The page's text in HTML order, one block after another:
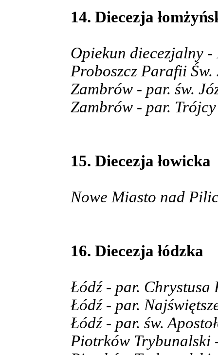
14. Diecezja
Opiekun diecezjalny
Proboszcz Parafii
Zambrów - par. św.
Zambrów - par.
15. Diecezja łowicka
Nowe Miasto nad
16. Diecezja łódzka
Łódź - par. Chrystusa
Łódź - par.
Łódź - par. św.
Piotrków Trybunalski